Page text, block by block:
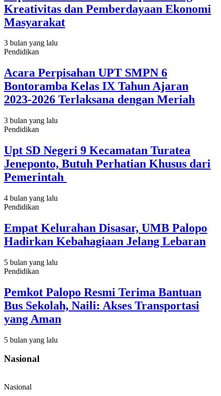
Kreativitas dan Pemberdayaan Ekonomi
Masyarakat
3 bulan yang lalu
Pendidikan
Acara Perpisahan UPT SMPN 6
Bontoramba Kelas IX Tahun Ajaran
2023-2026 Terlaksana dengan Meriah
3 bulan yang lalu
Pendidikan
Upt SD Negeri 9 Kecamatan Turatea
Jeneponto, Butuh Perhatian Khusus dari
Pemerintah
4 bulan yang lalu
Pendidikan
Empat Kelurahan Disasar, UMB Palopo
Hadirkan Kebahagiaan Jelang Lebaran
5 bulan yang lalu
Pendidikan
Pemkot Palopo Resmi Terima Bantuan
Bus Sekolah, Naili: Akses Transportasi
yang Aman
5 bulan yang lalu
Nasional
Nasional